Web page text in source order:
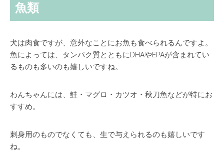
魚類
犬は肉食ですが、意外なことにお魚も食べられるんですよ。
魚によっては、タンパク質とともにDHAやEPAが含まれてい
るものも多いのも嬉しいですね。
わんちゃんには、 鮭・マグロ・カツオ・秋刀魚などが特にお
すすめ。
刺身用のものでなくても、生で与えられるのも嬉しいです
ね。